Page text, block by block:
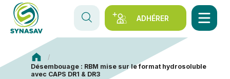
ADHÉRER
Synasav
Désembouage : RBM mise sur le format hydrosoluble
avec CAPS DR1 & DR3